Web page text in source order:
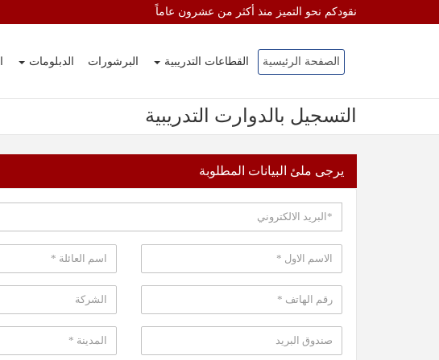
نقودكم نحو التميز منذ أكثر من عشرون عاماً
الصفحة الرئيسية القطاعات التدريبية البرشورات الدبلومات
التسجيل بالدوارت التدريبية
يرجى ملئ البيانات المطلوبة